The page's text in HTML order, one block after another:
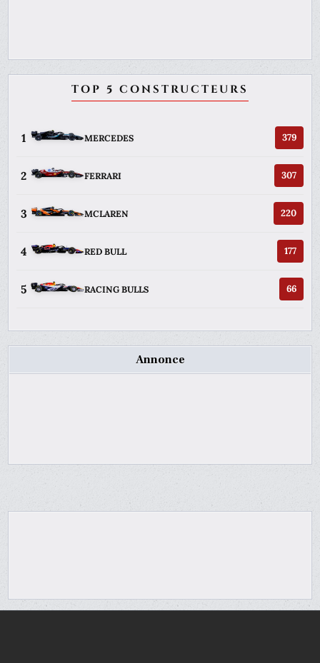
TOP 5 CONSTRUCTEURS
1 MERCEDES 379
2 FERRARI 307
3 MCLAREN 220
4 RED BULL 177
5 RACING BULLS 66
Annonce